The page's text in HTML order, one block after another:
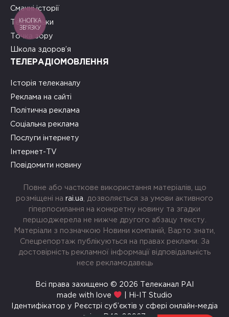
Смачні історії
Теревеньки
Точка зору
Школа здоров’я
ТЕЛЕРАДІОМОВЛЕННЯ
Історія телеканалу
Реклама на сайті
Політична реклама
Соціальна реклама
Послуги інтернету
Інтернет-TV
Повідомити новину
Повне або часткове використання матеріалів, що
розміщені на rai.ua , дозволяється за умови активного
гіперпосилання на конкретну новину та згадки
першоджерела не нижче другого абзацу тексту.
Матеріали з позначкою Новини компаній, Варто знати,
Спецрепортаж публікуються на правах реклами. За
достовірність рекламної інформації відповідальність
несе рекламодавець
Всі права захищено © 2026 Телеканал РАІ
made with love
| Hi-IT Studio
Ідентифікатор у Реєстрі суб’єктів у сфері онлайн-медіа
КНОПКА
ЗВ'ЯЗКУ